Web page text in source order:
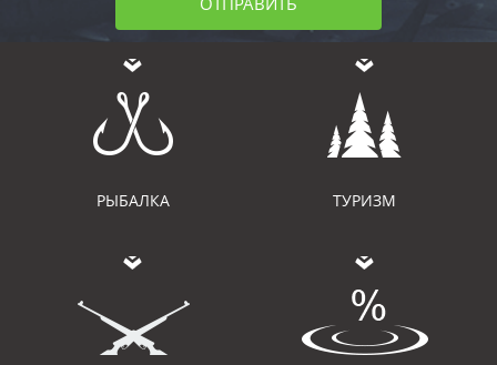
РЫБАЛКА ТУРИЗМ